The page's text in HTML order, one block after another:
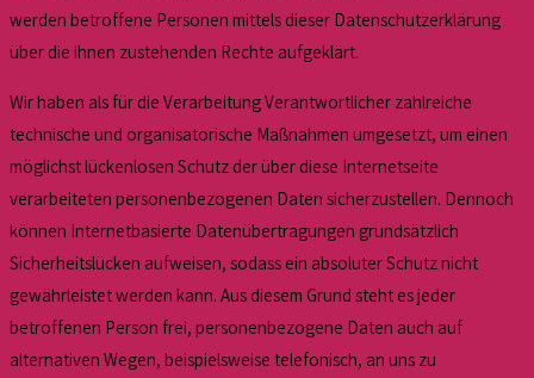
werden betroffene Personen mittels dieser Datenschutzerklärung
über die ihnen zustehenden Rechte aufgeklärt.
Wir haben als für die Verarbeitung Verantwortlicher zahlreiche
technische und organisatorische Maßnahmen umgesetzt, um einen
möglichst lückenlosen Schutz der über diese Internetseite
verarbeiteten personenbezogenen Daten sicherzustellen. Dennoch
können Internetbasierte Datenübertragungen grundsätzlich
Sicherheitslücken aufweisen, sodass ein absoluter Schutz nicht
gewährleistet werden kann. Aus diesem Grund steht es jeder
betroffenen Person frei, personenbezogene Daten auch auf
alternativen Wegen, beispielsweise telefonisch, an uns zu